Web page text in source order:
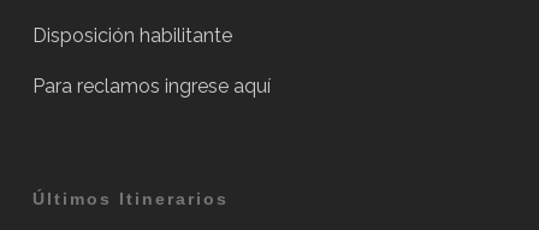
Disposición habilitante
Para reclamos ingrese aquí
Últimos Itinerarios